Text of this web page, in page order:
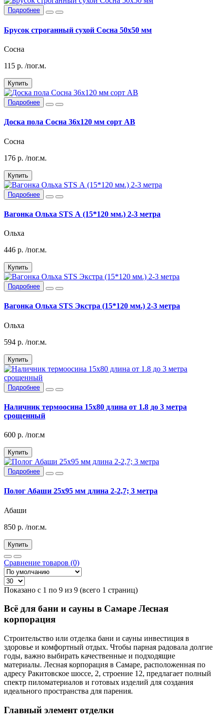
Подробнее
Брусок строганный сухой Сосна 50х50 мм
Сосна
115 р. /пог.м.
Купить
Подробнее
Доска пола Сосна 36х120 мм сорт АВ
Сосна
176 р. /пог.м.
Купить
Подробнее
Вагонка Ольха STS А (15*120 мм.) 2-3 метра
Ольха
446 р. /пог.м.
Купить
Подробнее
Вагонка Ольха STS Экстра (15*120 мм.) 2-3 метра
Ольха
594 р. /пог.м.
Купить
Подробнее
Наличник термоосина 15х80 длина от 1.8 до 3 метра
срощенный
600 р. /пог.м
Купить
Подробнее
Полог Абаши 25х95 мм длина 2-2,7; 3 метра
Абаши
850 р. /пог.м.
Купить
Сравнение товаров (0)
Показано с 1 по 9 из 9 (всего 1 страниц)
Всё для бани и сауны в Самаре Лесная
корпорация
Строительство или отделка бани и сауны инвестиция в
здоровье и комфортный отдых. Чтобы парная радовала долгие
годы, важно выбирать качественные и подходящие
материалы. Лесная корпорация в Самаре, расположенная по
адресу Ракитовское шоссе, 2, строение 12, предлагает полный
спектр пиломатериалов и готовых изделий для создания
идеального пространства для парения.
Главный элемент отделки